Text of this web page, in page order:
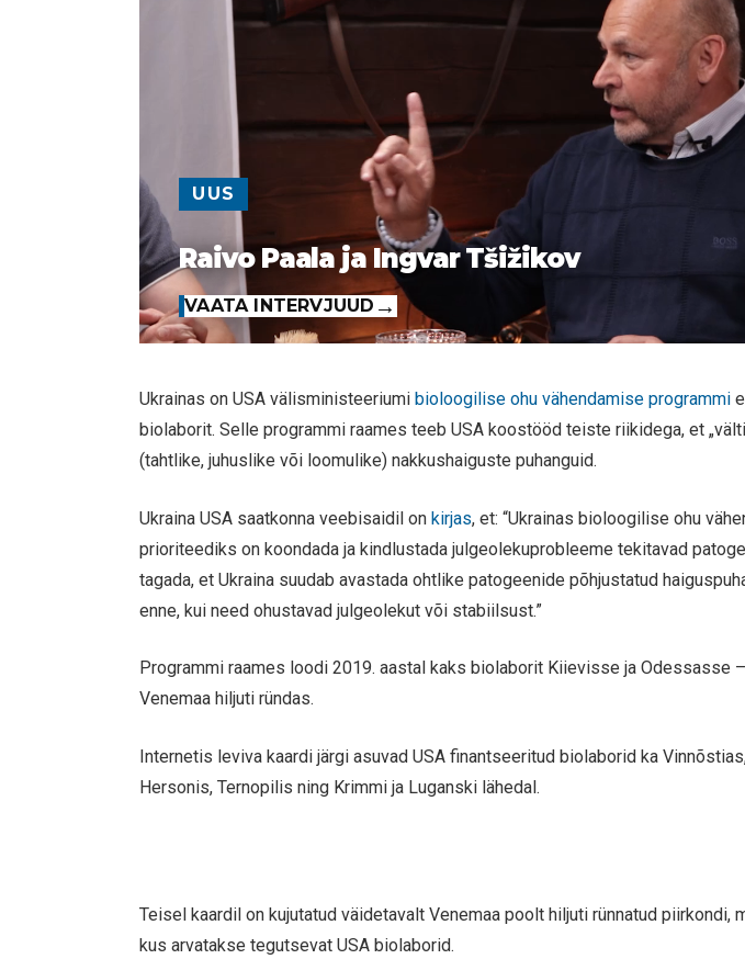
UUS
Raivo Paala ja Ingvar Tšižikov
VAATA INTERVJUUD
Ukrainas on USA välisministeeriumibioloogilise ohu vähendamise programmi
biolaborit. Selle programmi raames teeb USA koostööd teiste riikidega, et
(tahtlike, juhuslike või loomulike) nakkushaiguste puhanguid.
Ukraina USA saatkonna veebisaidil onkirjas, et: “Ukrainas bioloogilise ohu
prioriteediks on koondada ja kindlustada julgeolekuprobleeme tekitavad
tagada, et Ukraina suudab avastada ohtlike patogeenide põhjustatud
enne, kui need ohustavad julgeolekut või stabiilsust.”
Programmi raames loodi 2019. aastal kaks biolaborit Kiievisse ja Odessasse
Venemaa hiljuti ründas.
Internetis leviva kaardi järgi asuvad USA finantseeritud biolaborid ka
Hersonis, Ternopilis ning Krimmi ja Luganski lähedal.
Teisel kaardil on kujutatud väidetavalt Venemaa poolt hiljuti rünnatud piirkondi,
kus arvatakse tegutsevat USA biolaborid.